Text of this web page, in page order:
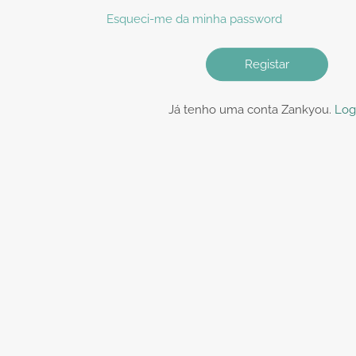
Esqueci-me da minha password
Registar
Já tenho uma conta Zankyou.